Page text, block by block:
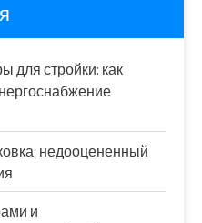
для стройки: как
недооцененный
и